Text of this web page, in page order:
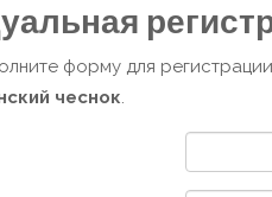
форму для
чеснок.